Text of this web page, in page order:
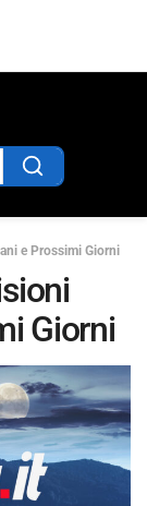
e Prossimi Giorni
Giorni